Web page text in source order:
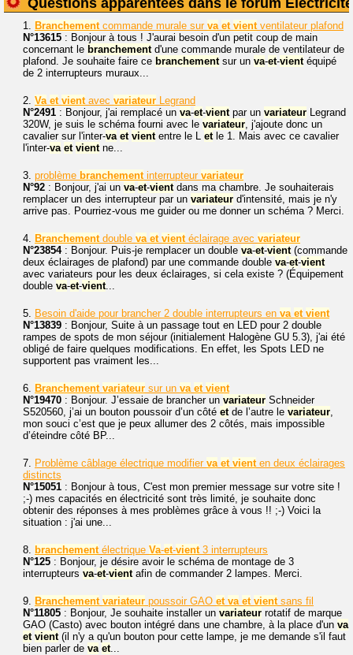
Questions apparentées dans le forum Électricité
1. Branchementcommande murale sur va et vientventilateur plafond
N°13615 : Bonjour à tous ! J'aurai besoin d'un petit coup de main
concernant le branchementd'une commande murale de ventilateur de
plafond. Je souhaite faire ce branchementsur un va-et-vientéquipé
de 2 interrupteurs muraux...
2. Va et vientavec variateur Legrand
N°2491 : Bonjour, j'ai remplacé un va-et-vientpar un variateur Legrand
320W, je suis le schéma fourni avec le variateur, j'ajoute donc un
cavalier sur l'inter-va et viententre le L etle 1. Mais avec ce cavalier
l'inter-va et vientne...
3. problème branchementinterrupteur variateur
N°92 : Bonjour, j'ai un va-et-vientdans ma chambre. Je souhaiterais
remplacer un des interrupteur par un variateur d'intensité, mais je n'y
arrive pas. Pourriez-vous me guider ou me donner un schéma ? Merci.
4. Branchementdouble va et vientéclairage avec variateur
N°23854: Bonjour. Puis-je remplacer un double va-et-vient(commande
deux éclairages de plafond) par une commande double va-et-vient
avec variateurs pour les deux éclairages, si cela existe ? (Équipement
double va-et-vient...
5. Besoin d'aide pour brancher 2 double interrupteurs en va et vient
N°13839 : Bonjour, Suite à un passage tout en LED pour 2 double
rampes de spots de mon séjour (initialement Halogène GU 5.3), j'ai été
obligé de faire quelques modifications. En effet, les Spots LED ne
supportent pas vraiment les...
6. Branchement variateur sur un va et vient
N°19470 : Bonjour. J’essaie de brancher un variateur Schneider
S520560, j’ai un bouton poussoir d’un côté etde l’autre le variateur,
mon souci c’est que je peux allumer des 2 côtés, mais impossible
d’éteindre côté BP...
7. Problème câblage électrique modifier va et vienten deux éclairages
distincts
N°15051 : Bonjour à tous, C'est mon premier message sur votre site !
;-) mes capacités en électricité sont très limité, je souhaite donc
obtenir des réponses à mes problèmes grâce à vous !! ;-) Voici la
situation : j'ai une...
8. branchementélectrique Va-et-vient3 interrupteurs
N°125 : Bonjour, je désire avoir le schéma de montage de 3
interrupteurs va-et-vientafin de commander 2 lampes. Merci.
9. Branchement variateur poussoir GAO et va et vientsans fil
N°11805 : Bonjour, Je souhaite installer un variateur rotatif de marque
GAO (Casto) avec bouton intégré dans une chambre, à la place d'un va
et vient(il n'y a qu'un bouton pour cette lampe, je me demande s'il faut
bien parler de va et...